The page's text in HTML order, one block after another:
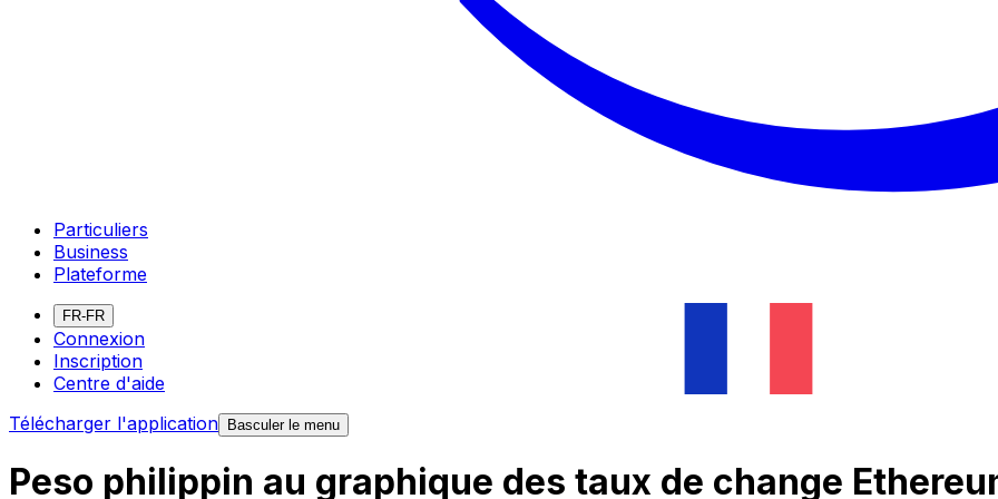
Particuliers
Business
Plateforme
FR-FR
Connexion
Inscription
Centre d'aide
Télécharger l'application Basculer le menu
Peso philippin au graphique des taux de change